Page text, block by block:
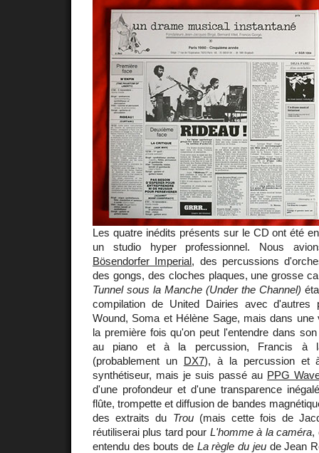
Les quatre inédits présents sur le CD ont été
un studio hyper professionnel. Nous
Bösendorfer Imperial, des percussions
des gongs, des cloches plaques, une grosse
Tunnel sous la Manche (Under the Channel)
compilation de United Dairies avec d'autres
Wound, Soma et Hélène Sage, mais dans une
la première fois qu'on peut l'entendre dans
au piano et à la percussion, Francis à
(probablement un DX7), à la percussion et
synthétiseur, mais je suis passé au PPG
d'une profondeur et d'une transparence
flûte, trompette et diffusion de bandes
des extraits du Trou(mais cette fois de
réutiliserai plus tard pour L'homme à la caméra,
entendu des bouts de La règle du jeude Jean